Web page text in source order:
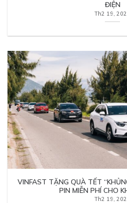
ĐIỆN
Th2 19,
VINFAST TẶNG QUÀ TẾT
PIN MIỄN PHÍ CHO
Th2 19,